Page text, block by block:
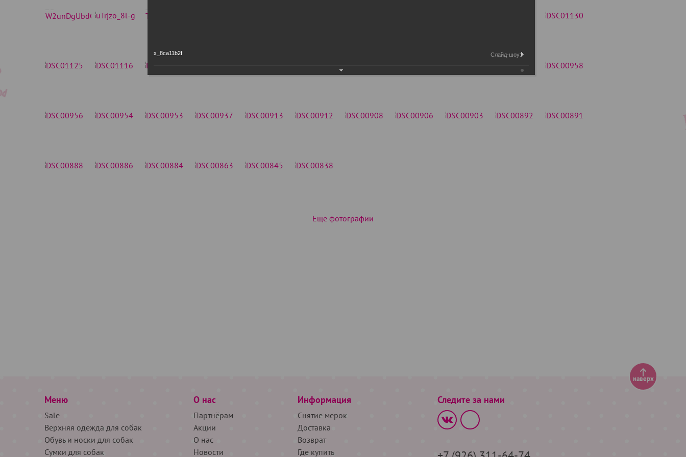
Еще фотографии
Меню
Sale
Верхняя одежда для собак
Обувь и носки для собак
Сумки для собак
О нас
Партнёрам
Акции
О нас
Новости
Информация
Снятие мерок
Доставка
Возврат
Где купить
Следите за нами
наверх
x_8ca11b2f Слайд-шоу: